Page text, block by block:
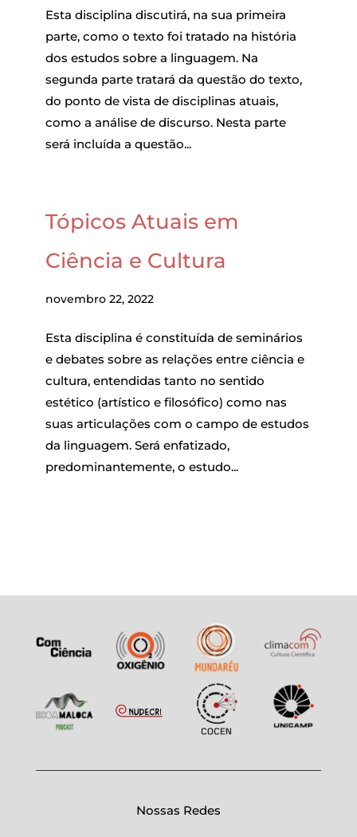
Esta disciplina discutirá, na sua primeira
parte, como o texto foi tratado na história
dos estudos sobre a linguagem. Na
segunda parte tratará da questão do texto,
do ponto de vista de disciplinas atuais,
como a análise de discurso. Nesta parte
será incluída a questão...
Tópicos Atuais em
Ciência e Cultura
novembro 22, 2022
Esta disciplina é constituída de seminários
e debates sobre as relações entre ciência e
cultura, entendidas tanto no sentido
estético (artístico e filosófico) como nas
suas articulações com o campo de estudos
da linguagem. Será enfatizado,
predominantemente, o estudo...
Nossas Redes